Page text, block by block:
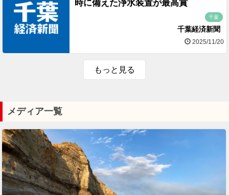
時に備えた浄水装置が最高賞
千葉
千葉経済新聞
2025/11/20
もっと見る
メディア一覧